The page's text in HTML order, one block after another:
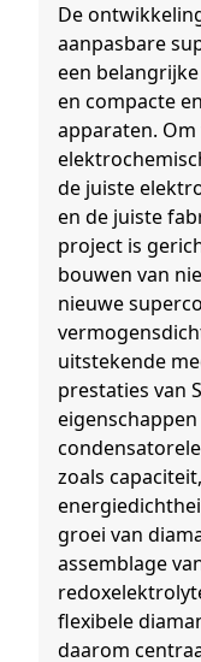
De
aanpasbare
een
en compacte
apparaten.
de juiste
en de juiste
project is
bouwen van
nieuwe
uitstekende
prestaties van
zoals
groei van
assemblage
flexibele
daarom